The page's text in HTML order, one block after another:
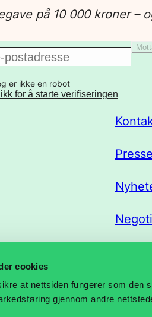
cookies
at nettsiden fungerer som den
gjennom andre
på 10 000 kroner
er ikke en robot
for å starte verifiseringen
Presse